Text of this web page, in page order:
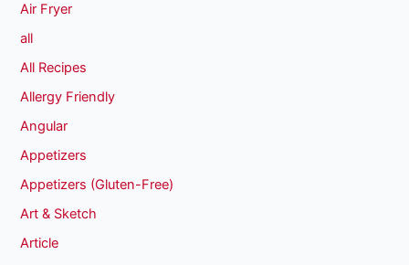
Air Fryer
all
All Recipes
Allergy Friendly
Angular
Appetizers
Appetizers (Gluten-Free)
Art & Sketch
Article